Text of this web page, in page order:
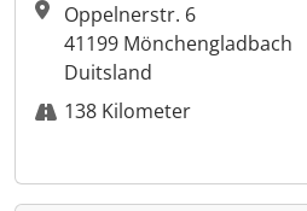
Oppelnerstr. 6
41199 Mönchengladbach
Duitsland
138 Kilometer